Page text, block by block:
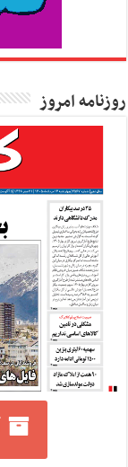
روزنامه امروز